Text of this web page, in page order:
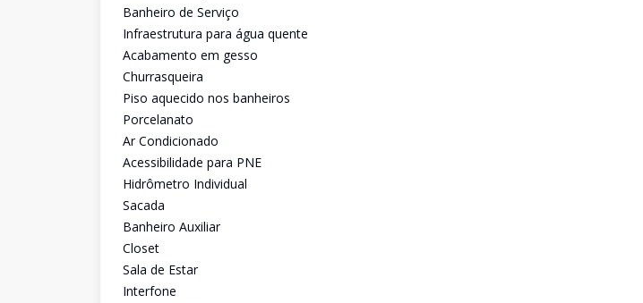
Banheiro de Serviço
Infraestrutura para água quente
Acabamento em gesso
Churrasqueira
Piso aquecido nos banheiros
Porcelanato
Ar Condicionado
Acessibilidade para PNE
Hidrômetro Individual
Sacada
Banheiro Auxiliar
Closet
Sala de Estar
Interfone